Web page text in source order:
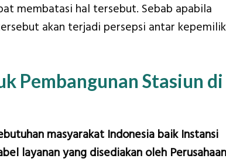
membatasi hal tersebut. Sebab apabila
akan terjadi persepsi antar
Pembangunan Stasiun di
masyarakat Indonesia baik Instansi
layanan yang disediakan oleh Perusahaan